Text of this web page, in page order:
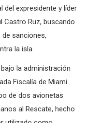
del expresidente y líder
Castro Ruz, buscando
sanciones,
la isla.
la administración
Fiscalía de Miami
de dos avionetas
al Rescate, hecho